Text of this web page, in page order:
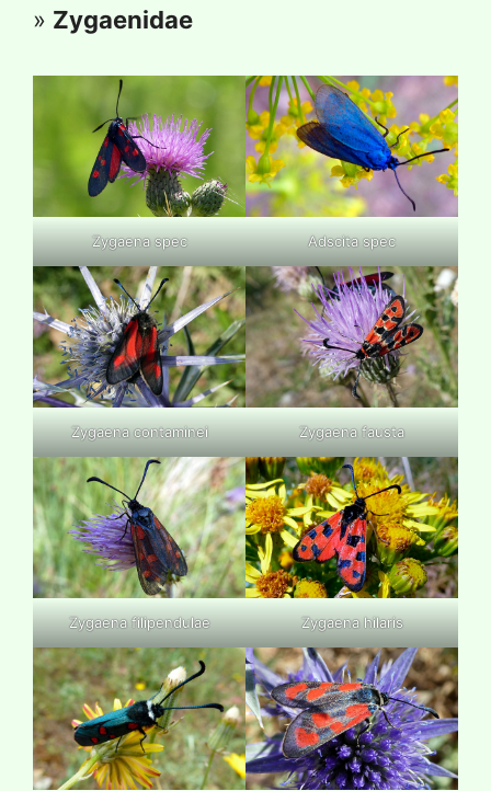
» Zygaenidae
Zygaena spec Adscita spec
Zygaena contaminei Zygaena fausta
Zygaena filipendulae Zygaena hilaris